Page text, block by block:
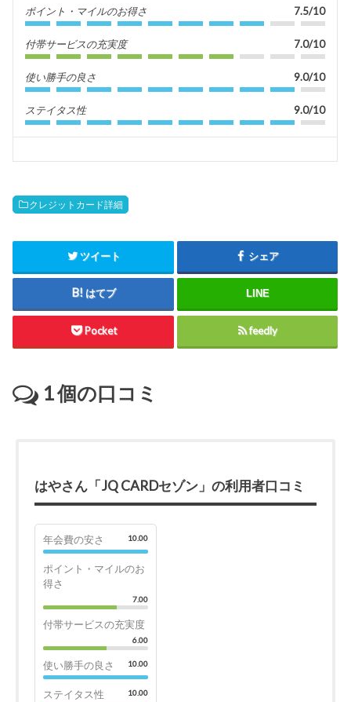
ポイント・マイルのお得さ 7.5/10
付帯サービスの充実度 7.0/10
使い勝手の良さ 9.0/10
ステイタス性 9.0/10
クレジットカード詳細
ツイート シェア
はてブ LINE
Pocket feedly
1個の口コミ
はやさん「JQ CARDセゾン」の利用者口コミ
年会費の安さ 10.00
ポイント・マイルのお
得さ
7.00
付帯サービスの充実度
6.00
使い勝手の良さ 10.00
ステイタス性 10.00